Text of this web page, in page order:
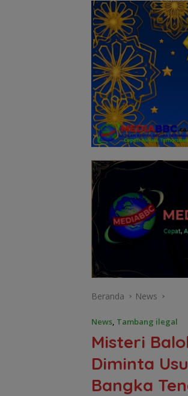
Beranda News
News Tambang ilegal
Misteri
Diminta
Bangka